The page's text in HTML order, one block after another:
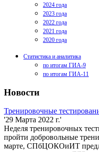
2024 года
2023 года
2022 года
2021 года
2020 года
Статистика и аналитика
по итогам ГИА-9
по итогам ГИА-11
Новости
Тренировочные
'29 Марта 2022 г.'
Неделя тренировочных
пройти добровольные
марте, СПбЦОКОиИТ